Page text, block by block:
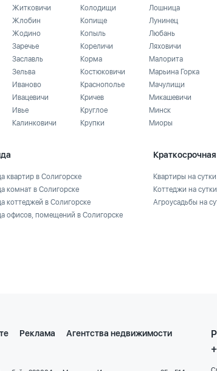
Житковичи
Жлобин
Жодино
Заречье
Заславль
Зельва
Иваново
Ивацевичи
Ивье
Калинковичи
Колодищи
Копище
Копыль
Кореличи
Корма
Костюковичи
Краснополье
Кричев
Круглое
Крупки
Лошница
Лунинец
Любань
Ляховичи
Малорита
Марьина Горка
Мачулищи
Микашевичи
Минск
Миоры
квартир в Солигорске
комнат в Солигорске
коттеджей в Солигорске
офисов, помещений в Солигорске
Квартиры на
Коттеджи на сутки
Агроусадьбы на
Реклама Агентства недвижимости